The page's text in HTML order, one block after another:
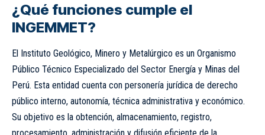
¿Qué funciones cumple el
INGEMMET?
El Instituto Geológico, Minero y Metalúrgico es un Organismo
Público Técnico Especializado del Sector Energía y Minas del
Perú. Esta entidad cuenta con personería jurídica de derecho
público interno, autonomía, técnica administrativa y económico.
Su objetivo es la obtención, almacenamiento, registro,